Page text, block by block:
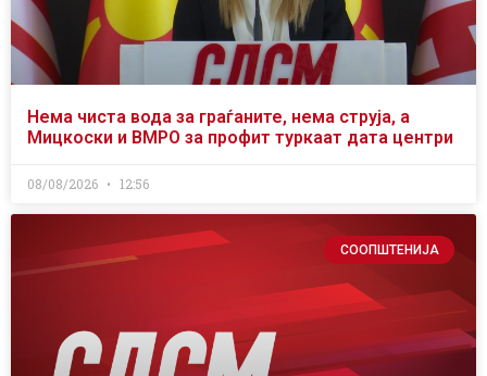
Нема чиста вода за граѓаните, нема струја, а
Мицкоски и ВМРО за профит туркаат дата центри
08/08/2026 12:56
СООПШТЕНИЈА